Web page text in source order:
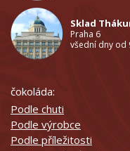
Sklad
Praha 6
všední dny od
čokoláda:
Podle chuti
Podle výrobce
Podle příležitosti